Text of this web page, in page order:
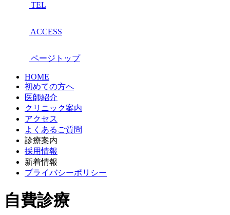
TEL
ACCESS
ページトップ
HOME
初めての方へ
医師紹介
クリニック案内
アクセス
よくあるご質問
診療案内
採用情報
新着情報
プライバシーポリシー
自費診療